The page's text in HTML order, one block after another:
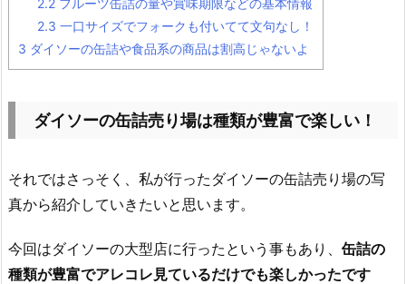
2.2 フルーツ缶詰の量や賞味期限などの基本情報
2.3 一口サイズでフォークも付いてて文句なし！
3 ダイソーの缶詰や食品系の商品は割高じゃないよ
ダイソーの缶詰売り場は種類が豊富で楽しい！
それではさっそく、私が行ったダイソーの缶詰売り場の写
真から紹介していきたいと思います。
今回はダイソーの大型店に行ったという事もあり、 缶詰の
種類が豊富でアレコレ見ているだけでも楽しかったです